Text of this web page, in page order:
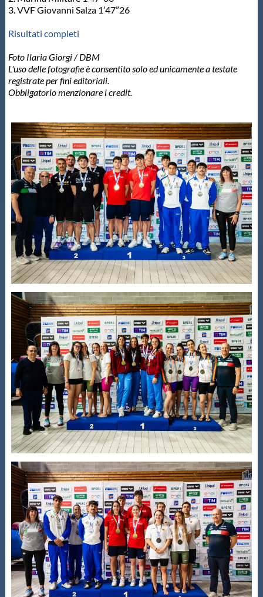
3. VVF Giovanni Salza 1’47”26
Risultati completi
Foto Ilaria Giorgi / DBM
L'uso delle fotografie è consentito solo ed unicamente a testate
registrate per fini editoriali.
Obbligatorio menzionare i credit.